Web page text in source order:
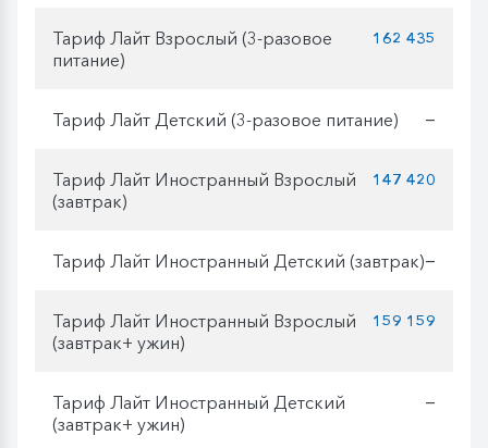
Тариф Лайт Взрослый (3-разовое
питание)
162 435
Тариф Лайт Детский (3-разовое питание) —
Тариф Лайт Иностранный Взрослый
(завтрак)
147 420
Тариф Лайт Иностранный Детский (завтрак)—
Тариф Лайт Иностранный Взрослый
(завтрак+ ужин)
159 159
Тариф Лайт Иностранный Детский
(завтрак+ ужин)
—